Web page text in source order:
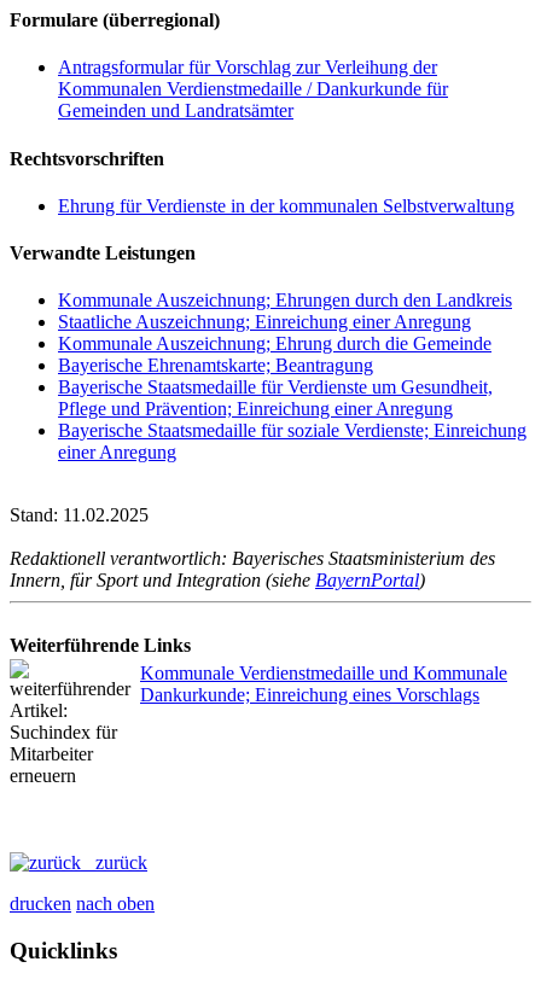
Formulare (überregional)
Antragsformular für Vorschlag zur Verleihung der
Kommunalen Verdienstmedaille / Dankurkunde für
Gemeinden und Landratsämter
Rechtsvorschriften
Ehrung für Verdienste in der kommunalen Selbstverwaltung
Verwandte Leistungen
Kommunale Auszeichnung; Ehrungen durch den Landkreis
Staatliche Auszeichnung; Einreichung einer Anregung
Kommunale Auszeichnung; Ehrung durch die Gemeinde
Bayerische Ehrenamtskarte; Beantragung
Bayerische Staatsmedaille für Verdienste um Gesundheit,
Pflege und Prävention; Einreichung einer Anregung
Bayerische Staatsmedaille für soziale Verdienste; Einreichung
einer Anregung
Stand: 11.02.2025
Redaktionell verantwortlich: Bayerisches Staatsministerium des
Innern, für Sport und Integration (siehe BayernPortal)
Weiterführende Links
Kommunale Verdienstmedaille und Kommunale
Dankurkunde; Einreichung eines Vorschlags
zurück
drucken nach oben
Quicklinks